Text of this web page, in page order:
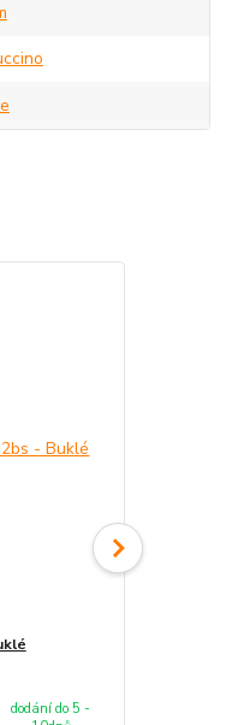
dodání do 5 -